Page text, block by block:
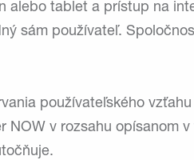
alebo tablet a prístup na
sám používateľ.
používateľského
v rozsahu opísanom